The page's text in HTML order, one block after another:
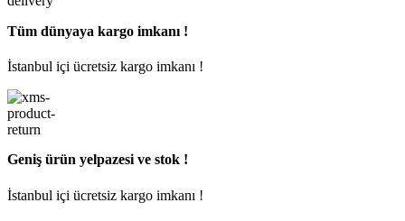
Tüm dünyaya kargo imkanı !
İstanbul içi ücretsiz kargo imkanı !
Geniş ürün yelpazesi ve stok !
İstanbul içi ücretsiz kargo imkanı !